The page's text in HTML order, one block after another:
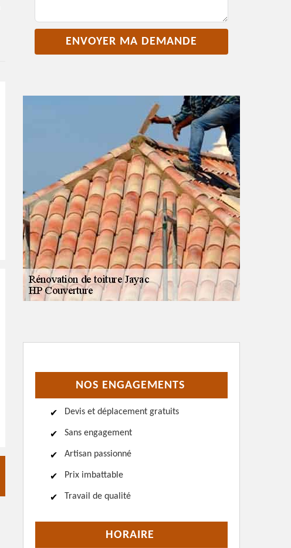
NOS ENGAGEMENTS
Devis et déplacement gratuits
Sans engagement
Artisan passionné
Prix imbattable
Travail de qualité
HORAIRE